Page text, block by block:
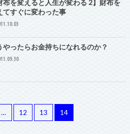
布を変えると人生が変わる 2】財布を
てすぐに変わった事
やったらお金持ちになれるのか？
… 12 13 14